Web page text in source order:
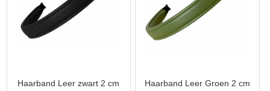
Haarband Leer zwart 2 cm Haarband Leer Groen 2 cm